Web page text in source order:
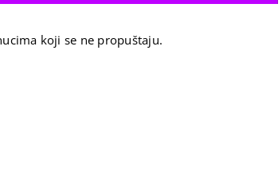
koji se ne propuštaju.